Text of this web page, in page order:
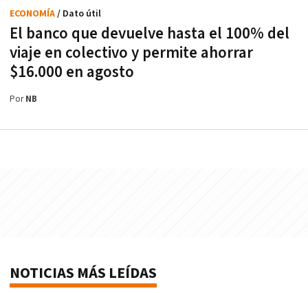
El banco que devuelve hasta el 100% del
viaje en colectivo y permite ahorrar
$16.000 en agosto
ECONOMÍA/ Dato útil
PorNB
NOTICIAS MÁS LEÍDAS